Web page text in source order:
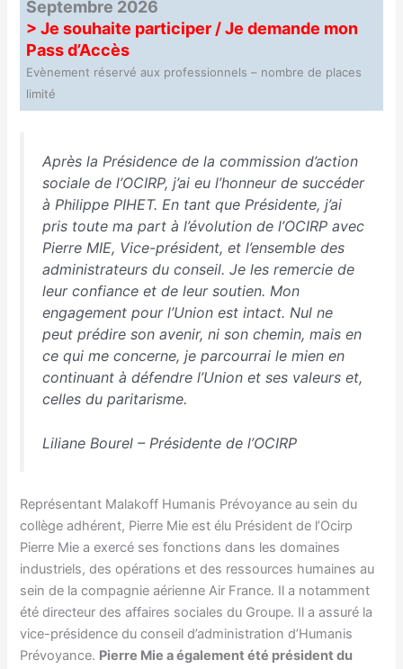
Septembre 2026
> Je souhaite participer / Je demande mon
Pass d’Accès
Evènement réservé aux professionnels – nombre de places
limité
Après la Présidence de la commission d’action
sociale de l’OCIRP, j’ai eu l’honneur de succéder
à Philippe PIHET. En tant que Présidente, j’ai
pris toute ma part à l’évolution de l’OCIRP avec
Pierre MIE, Vice-président, et l’ensemble des
administrateurs du conseil. Je les remercie de
leur confiance et de leur soutien. Mon
engagement pour l’Union est intact. Nul ne
peut prédire son avenir, ni son chemin, mais en
ce qui me concerne, je parcourrai le mien en
continuant à défendre l’Union et ses valeurs et,
celles du paritarisme.
Liliane Bourel – Présidente de l’OCIRP
Représentant Malakoff Humanis Prévoyance au sein du
collège adhérent, Pierre Mie est élu Président de l’Ocirp
Pierre Mie a exercé ses fonctions dans les domaines
industriels, des opérations et des ressources humaines au
sein de la compagnie aérienne Air France. Il a notamment
été directeur des affaires sociales du Groupe. Il a assuré la
vice-présidence du conseil d’administration d’Humanis
Prévoyance. Pierre Mie a également été président du